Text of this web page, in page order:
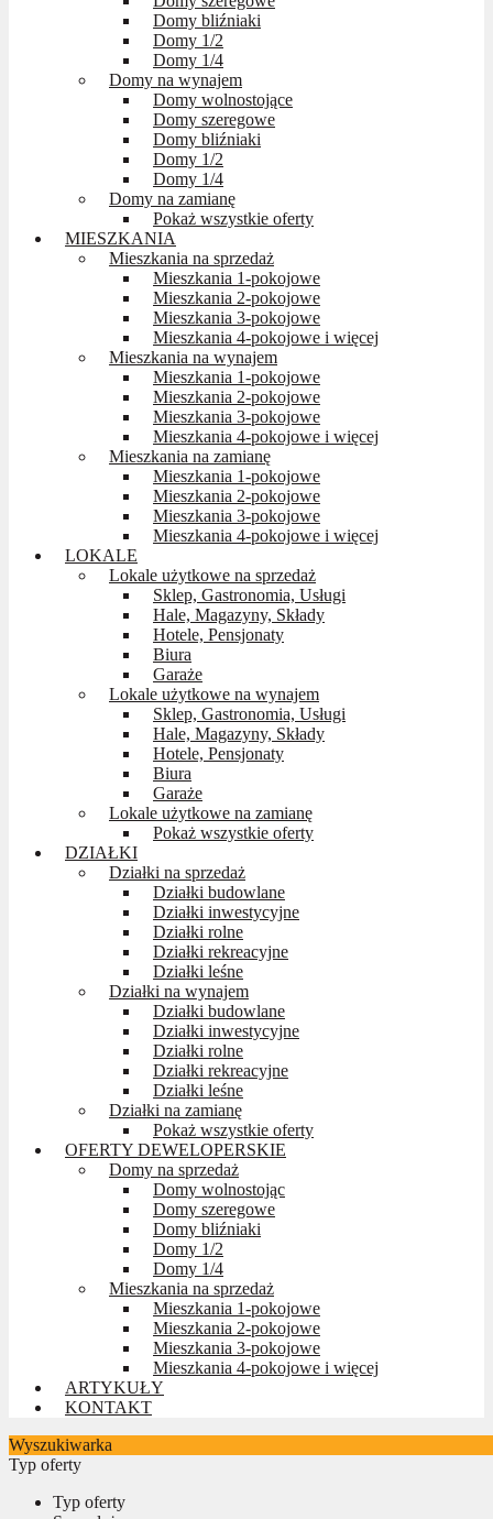
Domy bliźniaki
Domy 1/2
Domy 1/4
Domy na wynajem
Domy wolnostojące
Domy szeregowe
Domy bliźniaki
Domy 1/2
Domy 1/4
Domy na zamianę
Pokaż wszystkie oferty
MIESZKANIA
Mieszkania na sprzedaż
Mieszkania 1-pokojowe
Mieszkania 2-pokojowe
Mieszkania 3-pokojowe
Mieszkania 4-pokojowe i więcej
Mieszkania na wynajem
Mieszkania 1-pokojowe
Mieszkania 2-pokojowe
Mieszkania 3-pokojowe
Mieszkania 4-pokojowe i więcej
Mieszkania na zamianę
Mieszkania 1-pokojowe
Mieszkania 2-pokojowe
Mieszkania 3-pokojowe
Mieszkania 4-pokojowe i więcej
LOKALE
Lokale użytkowe na sprzedaż
Sklep, Gastronomia, Usługi
Hale, Magazyny, Składy
Hotele, Pensjonaty
Biura
Garaże
Lokale użytkowe na wynajem
Sklep, Gastronomia, Usługi
Hale, Magazyny, Składy
Hotele, Pensjonaty
Biura
Garaże
Lokale użytkowe na zamianę
Pokaż wszystkie oferty
DZIAŁKI
Działki na sprzedaż
Działki budowlane
Działki inwestycyjne
Działki rolne
Działki rekreacyjne
Działki leśne
Działki na wynajem
Działki budowlane
Działki inwestycyjne
Działki rolne
Działki rekreacyjne
Działki leśne
Działki na zamianę
Pokaż wszystkie oferty
OFERTY DEWELOPERSKIE
Domy na sprzedaż
Domy wolnostojąc
Domy szeregowe
Domy bliźniaki
Domy 1/2
Domy 1/4
Mieszkania na sprzedaż
Mieszkania 1-pokojowe
Mieszkania 2-pokojowe
Mieszkania 3-pokojowe
Mieszkania 4-pokojowe i więcej
ARTYKUŁY
KONTAKT
Wyszukiwarka
Typ oferty
Typ oferty